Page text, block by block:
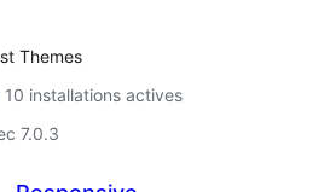
Themes
10 installations actives
7.0.3